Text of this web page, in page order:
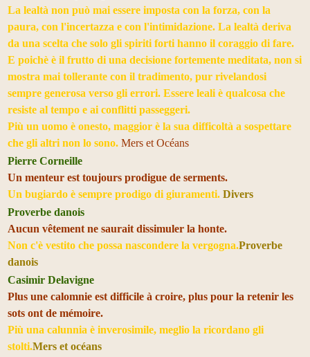
La lealtà non può mai essere imposta con la forza, con la
paura, con l'incertazza e con l'intimidazione. La lealtà deriva
da una scelta che solo gli spiriti forti hanno il coraggio di fare.
E poichè è il frutto di una decisione fortemente meditata, non si
mostra mai tollerante con il tradimento, pur rivelandosi
sempre generosa verso gli errori. Essere leali è qualcosa che
resiste al tempo e ai conflitti passeggeri.
Più un uomo è onesto, maggior è la sua difficoltà a sospettare
che gli altri non lo sono. Mers et Océans
Pierre Corneille
Un menteur est toujours prodigue de serments.
Un bugiardo è sempre prodigo di giuramenti. Divers
Proverbe danois
Aucun vêtement ne saurait dissimuler la honte.
Non c'è vestito che possa nascondere la vergogna.Proverbe
danois
Casimir Delavigne
Plus une calomnie est difficile à croire, plus pour la retenir les
sots ont de mémoire.
Più una calunnia è inverosimile, meglio la ricordano gli
stolti.Mers et océans